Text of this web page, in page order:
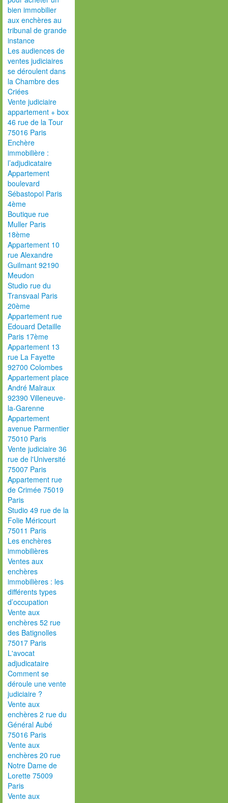
bien immobilier
aux enchères au
tribunal de grande
instance
Les audiences de
ventes judiciaires
se déroulent dans
la Chambre des
Criées
Vente judiciaire
appartement + box
46 rue de la Tour
75016 Paris
Enchère
immobilière :
l’adjudicataire
Appartement
boulevard
Sébastopol Paris
4ème
Boutique rue
Muller Paris
18ème
Appartement 10
rue Alexandre
Guilmant 92190
Meudon
Studio rue du
Transvaal Paris
20ème
Appartement rue
Edouard Detaille
Paris 17ème
Appartement 13
rue La Fayette
92700 Colombes
Appartement place
André Malraux
92390 Villeneuve-
la-Garenne
Appartement
avenue Parmentier
75010 Paris
Vente judiciaire 36
rue de l'Université
75007 Paris
Appartement rue
de Crimée 75019
Paris
Studio 49 rue de la
Folie Méricourt
75011 Paris
Les enchères
immobilières
Ventes aux
enchères
immobilières : les
différents types
d’occupation
Vente aux
enchères 52 rue
des Batignolles
75017 Paris
L'avocat
adjudicataire
Comment se
déroule une vente
judiciaire ?
Vente aux
enchères 2 rue du
Général Aubé
75016 Paris
Vente aux
enchères 20 rue
Notre Dame de
Lorette 75009
Paris
Vente aux